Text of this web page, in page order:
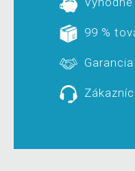
99 %